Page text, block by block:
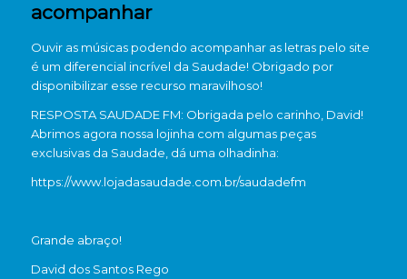
acompanhar
Ouvir as músicas podendo acompanhar as letras pelo site
é um diferencial incrível da Saudade! Obrigado por
disponibilizar esse recurso maravilhoso!
RESPOSTA SAUDADE FM: Obrigada pelo carinho, David!
Abrimos agora nossa lojinha com algumas peças
exclusivas da Saudade, dá uma olhadinha:
https://www.lojadasaudade.com.br/saudadefm
Grande abraço!
David dos Santos Rego